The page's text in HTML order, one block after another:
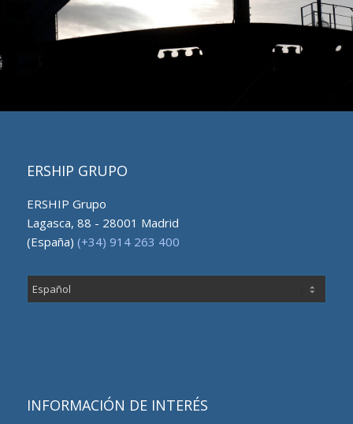
ERSHIP GRUPO
ERSHIP Grupo
Lagasca, 88 - 28001 Madrid
(España) (+34) 914 263 400
un
INFORMACIÓN DE INTERÉS